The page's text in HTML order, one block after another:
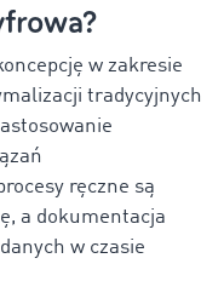
w zakresie
tradycyjnych
ręczne są
a dokumentacja
w czasie